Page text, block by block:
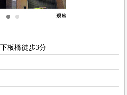
板橋徒歩3分